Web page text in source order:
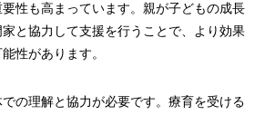
性も高まっています。親が子どもの成長
と協力して支援を行うことで、より効果
性があります。
の理解と協力が必要です。療育を受ける